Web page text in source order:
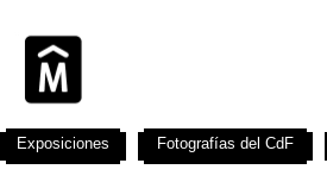
Exposiciones Fotografías del CdF